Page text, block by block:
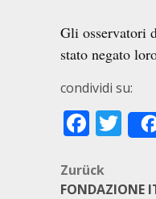
Gli osservatori
stato negato
condividi su:
Zurück
FONDAZIONE